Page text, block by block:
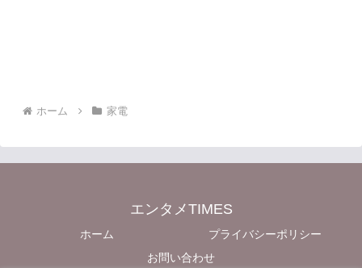
ホーム 家電
エンタメTIMES
ホーム
プライバシーポリシー
お問い合わせ